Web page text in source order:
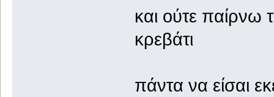
και ούτε παίρνω
κρεβάτι
πάντα να είσαι